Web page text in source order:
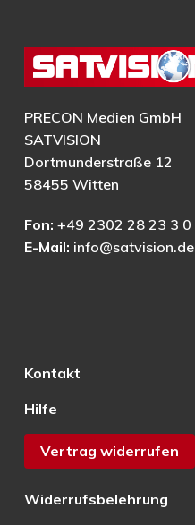
PRECON Medien GmbH
SATVISION
Dortmunderstraße 12
58455 Witten
Fon: +49 2302 28 23 3 0
E-Mail: info@satvision.de
Kontakt
Hilfe
Vertrag widerrufen
Widerrufsbelehrung